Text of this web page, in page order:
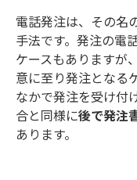
電話発注は、その名
手法です。発注の電
ケースもありますが
意に至り発注となる
なかで発注を受け付
合と同様に後で発注
あります。